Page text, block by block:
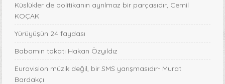
Küslükler de politikanın ayrılmaz bir parçasıdır, Cemil
KOÇAK
Yürüyüşün 24 faydası
Babamın tokatı Hakan Özyıldız
Eurovision müzik değil, bir SMS yarışmasıdır- Murat
Bardakçı